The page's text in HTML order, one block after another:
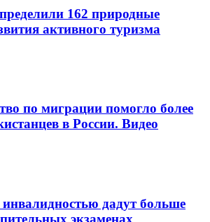
162 природные
активного туризма
по миграции помогло более
в России. Видео
дадут больше
экзаменах